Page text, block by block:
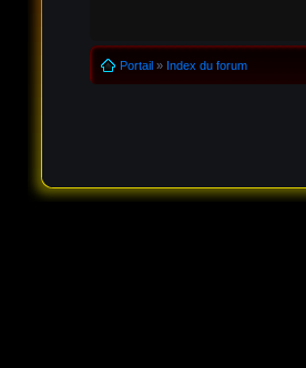
Portail» Index du forum